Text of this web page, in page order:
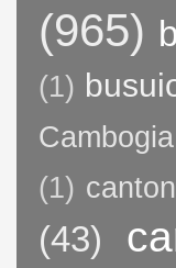
(965)
(1)
Cambogia
(1)
(43)